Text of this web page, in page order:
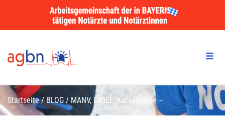
Startseite/BLOG / MANV, LebEL, Katastrophe –